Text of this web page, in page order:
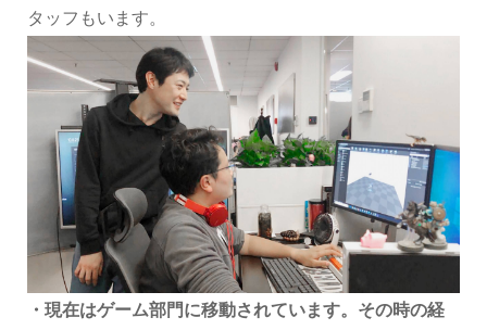
タッフもいます。
・現在はゲーム部門に移動されています。その時の経